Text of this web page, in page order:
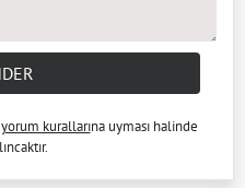
yorum kurallarına uyması halinde